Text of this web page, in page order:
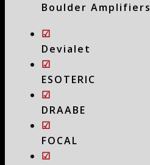
Boulder Amplifiers
☑
Devialet
☑
ESOTERIC
☑
DRAABE
☑
FOCAL
☑